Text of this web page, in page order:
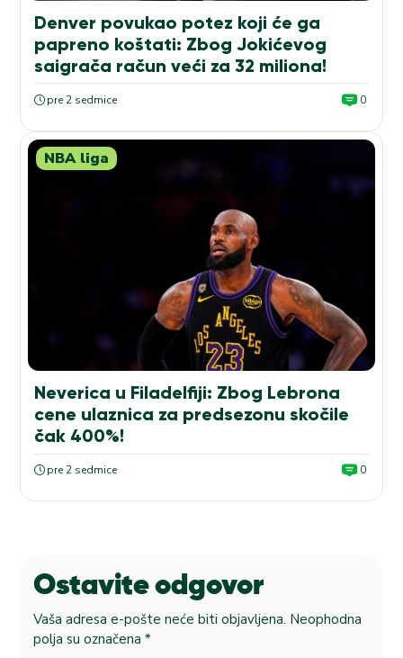
Denver povukao potez koji će ga
papreno koštati: Zbog Jokićevog
saigrača račun veći za 32 miliona!
pre 2 sedmice 0
NBA liga
Neverica u Filadelfiji: Zbog Lebrona
cene ulaznica za predsezonu skočile
čak 400%!
pre 2 sedmice 0
Ostavite odgovor
Vaša adresa e-pošte neće biti objavljena. Neophodna
polja su označena *